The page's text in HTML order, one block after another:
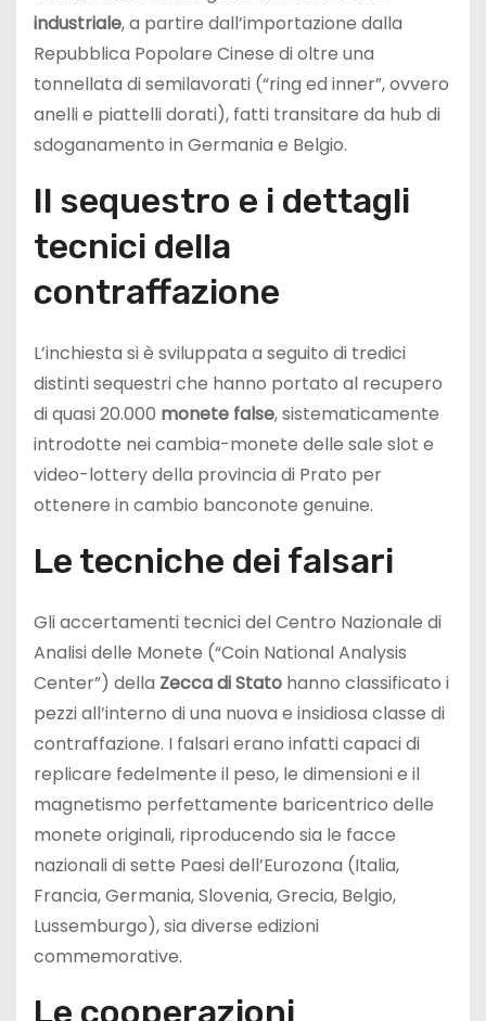
industriale, a partire dall’importazione dalla
Repubblica Popolare Cinese di oltre una
tonnellata di semilavorati (“ring ed inner”, ovvero
anelli e piattelli dorati), fatti transitare da hub di
sdoganamento in Germania e Belgio.
Il sequestro e i dettagli
tecnici della
contraffazione
L’inchiesta si è sviluppata a seguito di tredici
distinti sequestri che hanno portato al recupero
di quasi 20.000 monete false, sistematicamente
introdotte nei cambia-monete delle sale slot e
video-lottery della provincia di Prato per
ottenere in cambio banconote genuine.
Le tecniche dei falsari
Gli accertamenti tecnici del Centro Nazionale di
Analisi delle Monete (“Coin National Analysis
Center”) della Zecca di Stato hanno classificato i
pezzi all’interno di una nuova e insidiosa classe di
contraffazione. I falsari erano infatti capaci di
replicare fedelmente il peso, le dimensioni e il
magnetismo perfettamente baricentrico delle
monete originali, riproducendo sia le facce
nazionali di sette Paesi dell’Eurozona (Italia,
Francia, Germania, Slovenia, Grecia, Belgio,
Lussemburgo), sia diverse edizioni
commemorative.
Le cooperazioni